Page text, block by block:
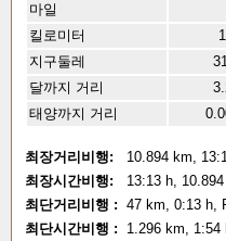
마일
킬로미터
지구둘레
달까지 거리
태양까지 거리
최장거리비행:
10.894 km,
최장시간비행:
13:13 h,
최단거리비행 : 47 km, 0:13 h,
최단시간비행 :
1.296 km, 1:54